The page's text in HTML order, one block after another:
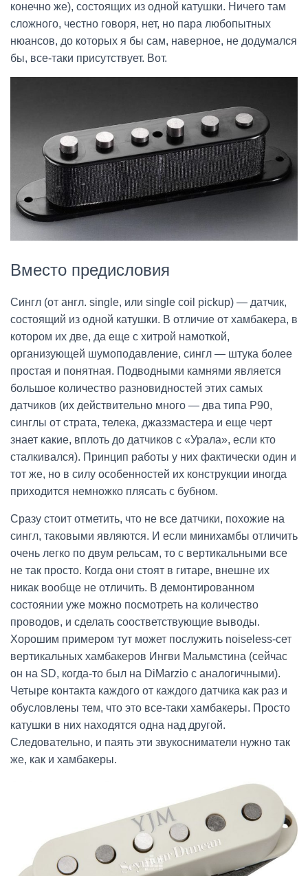
конечно же), состоящих из одной катушки. Ничего там
сложного, честно говоря, нет, но пара любопытных
нюансов, до которых я бы сам, наверное, не додумался
бы, все-таки присутствует. Вот.
Вместо предисловия
Сингл (от англ. single, или single coil pickup) — датчик,
состоящий из одной катушки. В отличие от хамбакера, в
котором их две, да еще с хитрой намоткой,
организующей шумоподавление, сингл — штука более
простая и понятная. Подводными камнями является
большое количество разновидностей этих самых
датчиков (их действительно много — два типа P90,
синглы от страта, телека, джаззмастера и еще черт
знает какие, вплоть до датчиков с «Урала», если кто
сталкивался). Принцип работы у них фактически один и
тот же, но в силу особенностей их конструкции иногда
приходится немножко плясать с бубном.
Сразу стоит отметить, что не все датчики, похожие на
сингл, таковыми являются. И если минихамбы отличить
очень легко по двум рельсам, то с вертикальными все
не так просто. Когда они стоят в гитаре, внешне их
никак вообще не отличить. В демонтированном
состоянии уже можно посмотреть на количество
проводов, и сделать соостветствующие выводы.
Хорошим примером тут может послужить noiseless-сет
вертикальных хамбакеров Ингви Мальмстина (сейчас
он на SD, когда-то был на DiMarzio с аналогичными).
Четыре контакта каждого от каждого датчика как раз и
обусловлены тем, что это все-таки хамбакеры. Просто
катушки в них находятся одна над другой.
Следовательно, и паять эти звукосниматели нужно так
же, как и хамбакеры.